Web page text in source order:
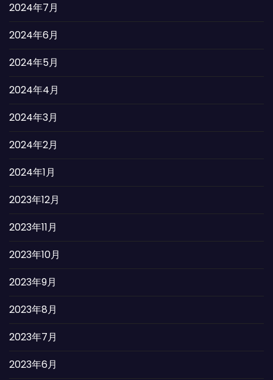
2024年7月
2024年6月
2024年5月
2024年4月
2024年3月
2024年2月
2024年1月
2023年12月
2023年11月
2023年10月
2023年9月
2023年8月
2023年7月
2023年6月